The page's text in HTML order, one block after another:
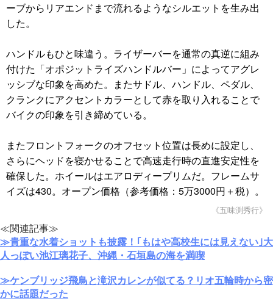
ーブからリアエンドまで流れるようなシルエットを生み出
した。
ハンドルもひと味違う。ライザーバーを通常の真逆に組み
付けた「オポジットライズハンドルバー」によってアグレ
ッシブな印象を高めた。またサドル、ハンドル、ペダル、
クランクにアクセントカラーとして赤を取り入れることで
バイクの印象を引き締めている。
またフロントフォークのオフセット位置は長めに設定し、
さらにヘッドを寝かせることで高速走行時の直進安定性を
確保した。ホイールはエアロディープリムだ。フレームサ
イズは430。オープン価格（参考価格：5万3000円＋税）。
《五味渕秀行》
≪関連記事≫
≫貴重な水着ショットも披露！｢もはや高校生には見えない｣大
人っぽい池江璃花子、沖縄・石垣島の海を満喫
≫ケンブリッジ飛鳥と滝沢カレンが似てる？リオ五輪時から密
かに話題だった